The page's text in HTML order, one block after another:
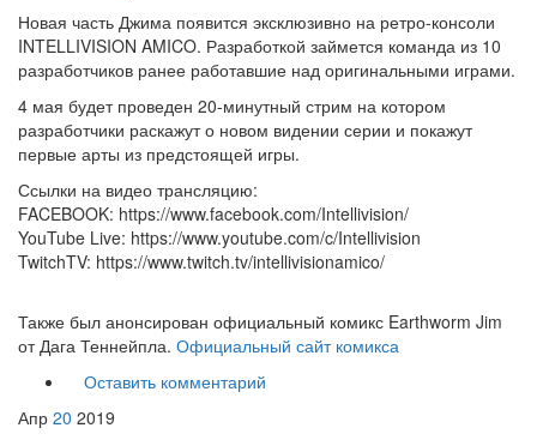
Новая часть Джима появится эксклюзивно на ретро-консоли
INTELLIVISION AMICO. Разработкой займется команда из 10
разработчиков ранее работавшие над оригинальными играми.
4 мая будет проведен 20-минутный стрим на котором
разработчики раскажут о новом видении серии и покажут
первые арты из предстоящей игры.
Ссылки на видео трансляцию:
FACEBOOK: https://www.facebook.com/Intellivision/
YouTube Live: https://www.youtube.com/c/Intellivision
TwitchTV: https://www.twitch.tv/intellivisionamico/
Также был анонсирован официальный комикс Earthworm Jim
от Дага Теннейпла. Официальный сайт комикса
Оставить комментарий
Апр 20 2019